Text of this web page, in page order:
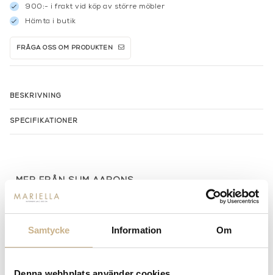
Samtycke Information Om
900:- i frakt vid köp av större möbler
Hämta i butik
FRÅGA OSS OM PRODUKTEN
BESKRIVNING
SPECIFIKATIONER
MER FRÅN SLIM AARONS